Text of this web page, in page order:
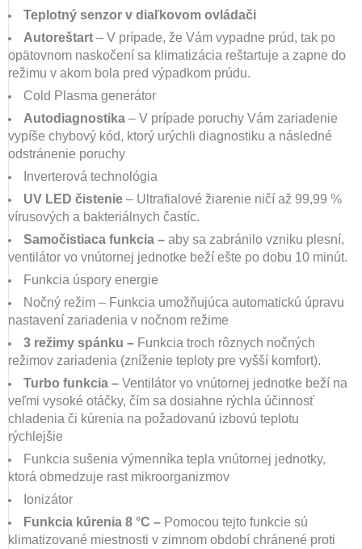
Teplotný senzor v diaľkovom ovládači
Autoreštart – V prípade, že Vám vypadne prúd, tak po
opätovnom naskočení sa klimatizácia reštartuje a zapne do
režimu v akom bola pred výpadkom prúdu.
Cold Plasma generátor
Autodiagnostika – V prípade poruchy Vám zariadenie
vypíše chybový kód, ktorý urýchli diagnostiku a následné
odstránenie poruchy
Inverterová technológia
UV LED čistenie – Ultrafialové žiarenie ničí až 99,99 %
vírusových a bakteriálnych častíc.
Samočistiaca funkcia – aby sa zabránilo vzniku plesní,
ventilátor vo vnútornej jednotke beží ešte po dobu 10 minút.
Funkcia úspory energie
Nočný režim – Funkcia umožňujúca automatickú úpravu
nastavení zariadenia v nočnom režime
3 režimy spánku – Funkcia troch rôznych nočných
režimov zariadenia (zníženie teploty pre vyšší komfort).
Turbo funkcia – Ventilátor vo vnútornej jednotke beží na
veľmi vysoké otáčky, čím sa dosiahne rýchla účinnosť
chladenia či kúrenia na požadovanú izbovú teplotu
rýchlejšie
Funkcia sušenia výmenníka tepla vnútornej jednotky,
ktorá obmedzuje rast mikroorganizmov
Ionizátor
Funkcia kúrenia 8 °C – Pomocou tejto funkcie sú
klimatizované miestnosti v zimnom období chránené proti